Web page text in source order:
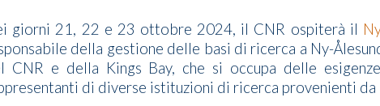
giorni 21, 22 e 23 ottobre 2024, il CNR ospiterà il
della gestione delle basi di ricerca a Ny-
CNR e della Kings Bay, che si occupa delle
di diverse istituzioni di ricerca provenienti da